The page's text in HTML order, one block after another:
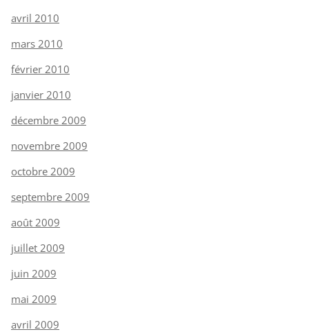
avril 2010
mars 2010
février 2010
janvier 2010
décembre 2009
novembre 2009
octobre 2009
septembre 2009
août 2009
juillet 2009
juin 2009
mai 2009
avril 2009